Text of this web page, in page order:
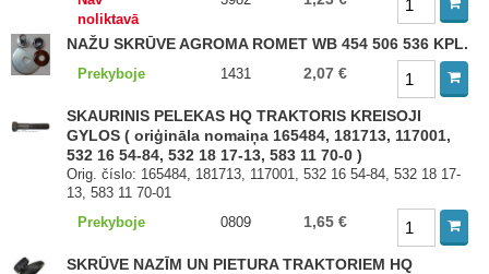
noliktavā
NAŽU SKRŪVE AGROMA ROMET WB 454 506 536 KPL.
Prekyboje 1431 2,07 €
SKAURINIS PELEKAS HQ TRAKTORIS KREISOJI
GYLOS ( oriģināla nomaiņa 165484, 181713, 117001,
532 16 54-84, 532 18 17-13, 583 11 70-0 )
Orig. číslo: 165484, 181713, 117001, 532 16 54-84, 532 18 17-
13, 583 11 70-01
Prekyboje
0809 1,65 €
SKRŪVE NAZĪM UN PIETURA TRAKTORIEM HQ